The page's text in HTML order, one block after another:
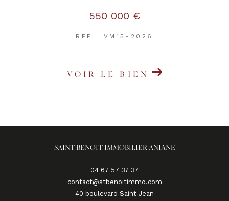
550 000 €
REF : VM15-2026
VOIR LE BIEN
SAINT BENOIT IMMOBILIER ANIANE
04 67 57 37 37
contact@stbenoitimmo.com
40 boulevard Saint Jean